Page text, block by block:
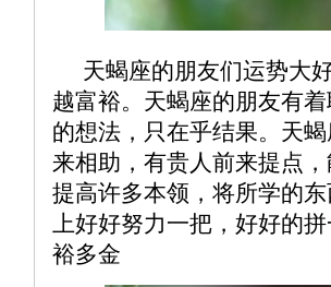
天蝎座的朋友们运势大
越富裕。天蝎座的朋友有
的想法，只在乎结果。天
来相助，有贵人前来提点
提高许多本领，将所学的
上好好努力一把，好好的
裕多金